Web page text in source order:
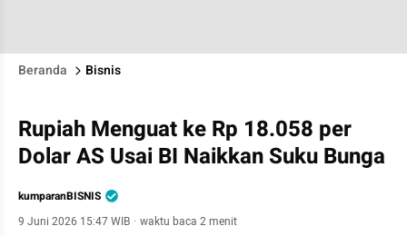
Beranda Bisnis
Rupiah Menguat ke Rp 18.058 per
Dolar AS Usai BI Naikkan Suku Bunga
kumparanBISNIS
9 Juni 2026 15:47 WIB · waktu baca 2 menit